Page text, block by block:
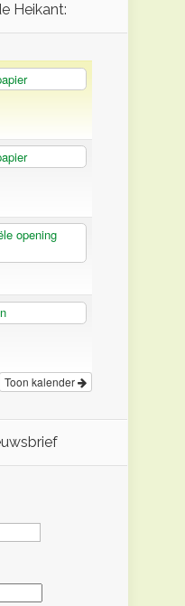
Heikant:
opening
Toon kalender